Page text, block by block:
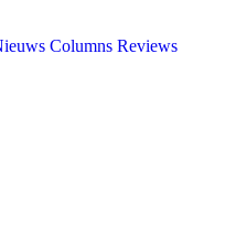
Columns Reviews